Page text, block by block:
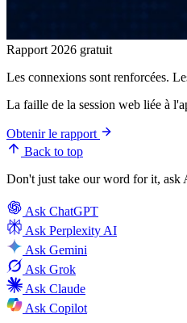
Rapport 2026 gratuit
Les connexions sont renforcées.
La faille de la session web liée à
Obtenir le rapport
Back to top
Don't just take our word for it, ask
Ask ChatGPT
Ask Perplexity AI
Ask Gemini
Ask Grok
Ask Claude
Ask Copilot